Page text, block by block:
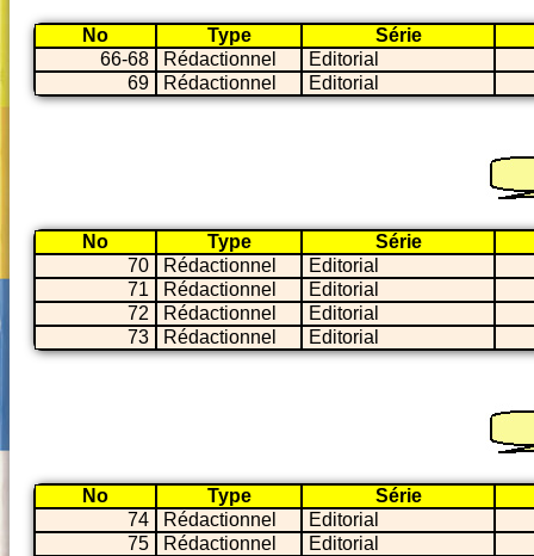
No Type
Série
66-68
Rédactionnel
Editorial
69
Rédactionnel Editorial
No Type
Série
70
Rédactionnel
Editorial
71
Rédactionnel
Editorial
72
Rédactionnel
Editorial
73
Rédactionnel Editorial
No Type
Série
74
Rédactionnel
Editorial
75
Rédactionnel
Editorial